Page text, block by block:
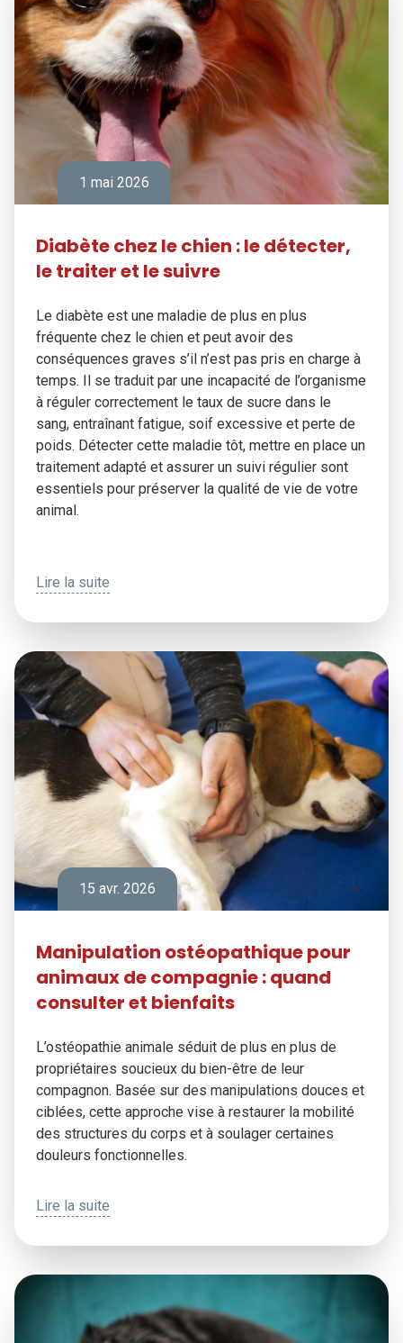
1 mai 2026
Diabète chez le chien : le détecter,
le traiter et le suivre
Le diabète est une maladie de plus en plus
fréquente chez le chien et peut avoir des
conséquences graves s’il n’est pas pris en charge à
temps. Il se traduit par une incapacité de l’organisme
à réguler correctement le taux de sucre dans le
sang, entraînant fatigue, soif excessive et perte de
poids. Détecter cette maladie tôt, mettre en place un
traitement adapté et assurer un suivi régulier sont
essentiels pour préserver la qualité de vie de votre
animal.
Lire la suite
15 avr. 2026
Manipulation ostéopathique pour
animaux de compagnie : quand
consulter et bienfaits
L’ostéopathie animale séduit de plus en plus de
propriétaires soucieux du bien-être de leur
compagnon. Basée sur des manipulations douces et
ciblées, cette approche vise à restaurer la mobilité
des structures du corps et à soulager certaines
douleurs fonctionnelles.
Lire la suite